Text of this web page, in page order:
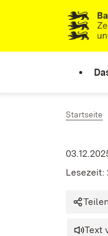
Zum Inhalt
Link zur
Startseite
Lesezeit:
Teilen
Text